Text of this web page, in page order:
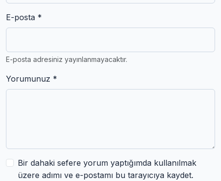
E-posta *
E-posta adresiniz yayınlanmayacaktır.
Yorumunuz *
Bir dahaki sefere yorum yaptığımda kullanılmak
üzere adımı ve e-postamı bu tarayıcıya kaydet.